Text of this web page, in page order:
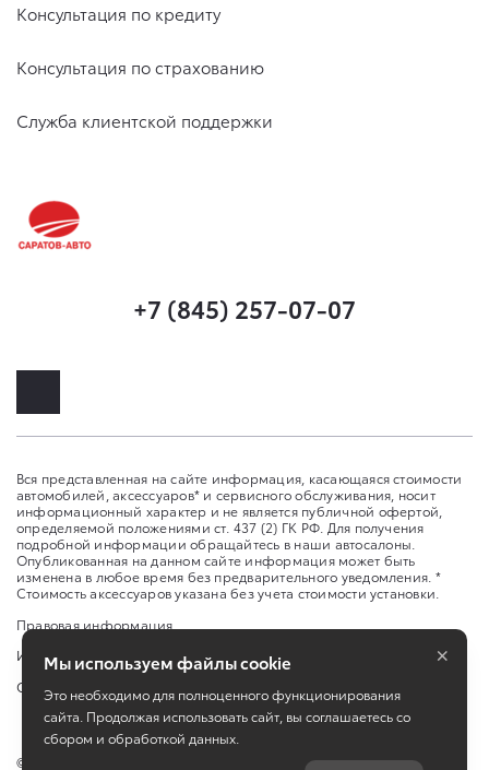
Консультация по кредиту
Консультация по страхованию
Служба клиентской поддержки
+7 (845) 257-07-07
Вся представленная на сайте информация, касающаяся стоимости
автомобилей, аксессуаров* и сервисного обслуживания, носит
информационный характер и не является публичной офертой,
определяемой положениями ст. 437 (2) ГК РФ. Для получения
подробной информации обращайтесь в наши автосалоны.
Опубликованная на данном сайте информация может быть
изменена в любое время без предварительного уведомления. *
Стоимость аксессуаров указана без учета стоимости установки.
Правовая информация
Изменить настройку cookies
Сбросить cookie
©
Мы используем файлы cookie
Это необходимо для полноценного функционирования
сайта. Продолжая использовать сайт, вы соглашаетесь со
сбором и обработкой данных.
×